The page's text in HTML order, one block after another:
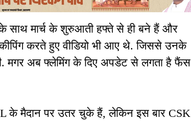
मार्च के शुरुआती हफ्ते से ही बने हैं और
करते हुए वीडियो भी आए थे. जिससे उनके
मगर अब फ्लेमिंग के दिए अपडेट से लगता है फैंस
के मैदान पर उतर चुके हैं, लेकिन इस बार CSK